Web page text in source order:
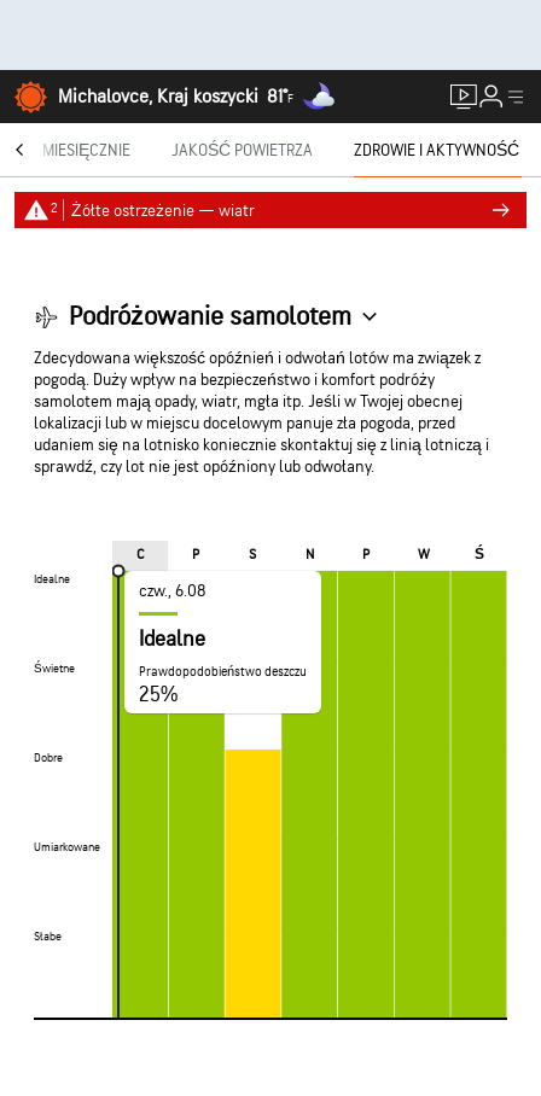
Michalovce, Kraj koszycki 81°F
MIESIĘCZNIE JAKOŚĆ POWIETRZA ZDROWIE I AKTYWNOŚĆ
2 Żółte ostrzeżenie — wiatr
Podróżowanie samolotem
Zdecydowana większość opóźnień i odwołań lotów ma związek z
pogodą. Duży wpływ na bezpieczeństwo i komfort podróży
samolotem mają opady, wiatr, mgła itp. Jeśli w Twojej obecnej
lokalizacji lub w miejscu docelowym panuje zła pogoda, przed
udaniem się na lotnisko koniecznie skontaktuj się z linią lotniczą i
sprawdź, czy lot nie jest opóźniony lub odwołany.
Idealne
Świetne
Dobre
Umiarkowane
Słabe
C P S N P W Ś
Idealne
Świetne
Dobre
Umiarkowane
Słabe
czw., 6.08
Idealne
Prawdopodobieństwo deszczu
25%